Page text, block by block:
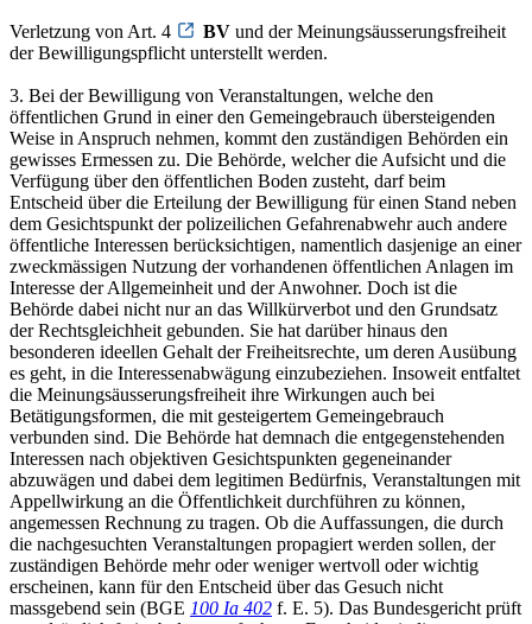
Verletzung von Art. 4 BV und der Meinungsäusserungsfreiheit
der Bewilligungspflicht unterstellt werden.
3. Bei der Bewilligung von Veranstaltungen, welche den
öffentlichen Grund in einer den Gemeingebrauch übersteigenden
Weise in Anspruch nehmen, kommt den zuständigen Behörden ein
gewisses Ermessen zu. Die Behörde, welcher die Aufsicht und die
Verfügung über den öffentlichen Boden zusteht, darf beim
Entscheid über die Erteilung der Bewilligung für einen Stand neben
dem Gesichtspunkt der polizeilichen Gefahrenabwehr auch andere
öffentliche Interessen berücksichtigen, namentlich dasjenige an einer
zweckmässigen Nutzung der vorhandenen öffentlichen Anlagen im
Interesse der Allgemeinheit und der Anwohner. Doch ist die
Behörde dabei nicht nur an das Willkürverbot und den Grundsatz
der Rechtsgleichheit gebunden. Sie hat darüber hinaus den
besonderen ideellen Gehalt der Freiheitsrechte, um deren Ausübung
es geht, in die Interessenabwägung einzubeziehen. Insoweit entfaltet
die Meinungsäusserungsfreiheit ihre Wirkungen auch bei
Betätigungsformen, die mit gesteigertem Gemeingebrauch
verbunden sind. Die Behörde hat demnach die entgegenstehenden
Interessen nach objektiven Gesichtspunkten gegeneinander
abzuwägen und dabei dem legitimen Bedürfnis, Veranstaltungen mit
Appellwirkung an die Öffentlichkeit durchführen zu können,
angemessen Rechnung zu tragen. Ob die Auffassungen, die durch
die nachgesuchten Veranstaltungen propagiert werden sollen, der
zuständigen Behörde mehr oder weniger wertvoll oder wichtig
erscheinen, kann für den Entscheid über das Gesuch nicht
massgebend sein (BGE 100 Ia 402 f. E. 5). Das Bundesgericht prüft